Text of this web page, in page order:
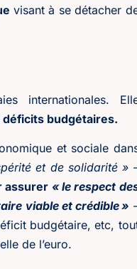
visant à se détacher
internationales.
budgétaires.
et sociale
et de solidarité »
assurer « le respect
viable et crédible »
budgétaire, etc,
de l’euro.